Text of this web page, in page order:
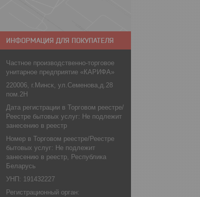
ИНФОРМАЦИЯ ДЛЯ ПОКУПАТЕЛЯ
Частное производственно-торговое
унитарное предприятие «КАРИФА»
220006, г.Минск, ул.Семенова,д.28
пом.2Н
Дата регистрации в Торговом реестре/
Реестре бытовых услуг: Не подлежит
занесению в реестр
Номер в Торговом реестре/Реестре
бытовых услуг: Не подлежит
занесению в реестр, Республика
Беларусь
УНП: 191432227
Регистрационный орган: